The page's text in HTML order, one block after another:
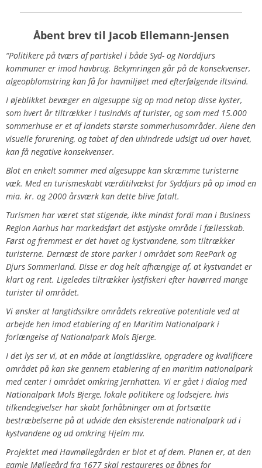
Åbent brevtil Jacob Ellemann-Jensen
“Politikere på tværs af partiskel i både Syd- og Norddjurs
kommuner er imod havbrug. Bekymringen går på de konsekvenser,
algeopblomstring kan få for havmiljøet med efterfølgende iltsvind.
I øjeblikket bevæger en algesuppe sig op mod netop disse kyster,
som hvert år tiltrækker i tusindvis af turister, og som med 15.000
sommerhuse er et af landets største sommerhusområder. Alene den
visuelle forurening, og tabet af den uhindrede udsigt ud over havet,
kan få negative konsekvenser.
Blot en enkelt sommer med algesuppe kan skræmme turisterne
væk. Med en turismeskabt værditilvækst for Syddjurs på op imod en
mia. kr. og 2000 årsværk kan dette blive fatalt.
Turismen har været støt stigende, ikke mindst fordi man i Business
Region Aarhus har markedsført det østjyske område i fællesskab.
Først og fremmest er det havet og kystvandene, som tiltrækker
turisterne. Dernæst de store parker i området som ReePark og
Djurs Sommerland. Disse er dog helt afhængige af, at kystvandet er
klart og rent. Ligeledes tiltrækker lystfiskeri efter havørred mange
turister til området.
Vi ønsker at langtidssikre områdets rekreative potentiale ved at
arbejde hen imod etablering af en Maritim Nationalpark i
forlængelse af Nationalpark Mols Bjerge.
I det lys ser vi, at en måde at langtidssikre, opgradere og kvalificere
området på kan ske gennem etablering af en maritim nationalpark
med center i området omkring Jernhatten. Vi er gået i dialog med
Nationalpark Mols Bjerge, lokale politikere og lodsejere, hvis
tilkendegivelser har skabt forhåbninger om at fortsætte
bestræbelserne på at udvide den eksisterende nationalpark ud i
kystvandene og ud omkring Hjelm mv.
Projektet medHavmøllegården er blot et af dem. Planen er, at den
gamle Møllegård fra 1677 skal restaureres og åbnes for